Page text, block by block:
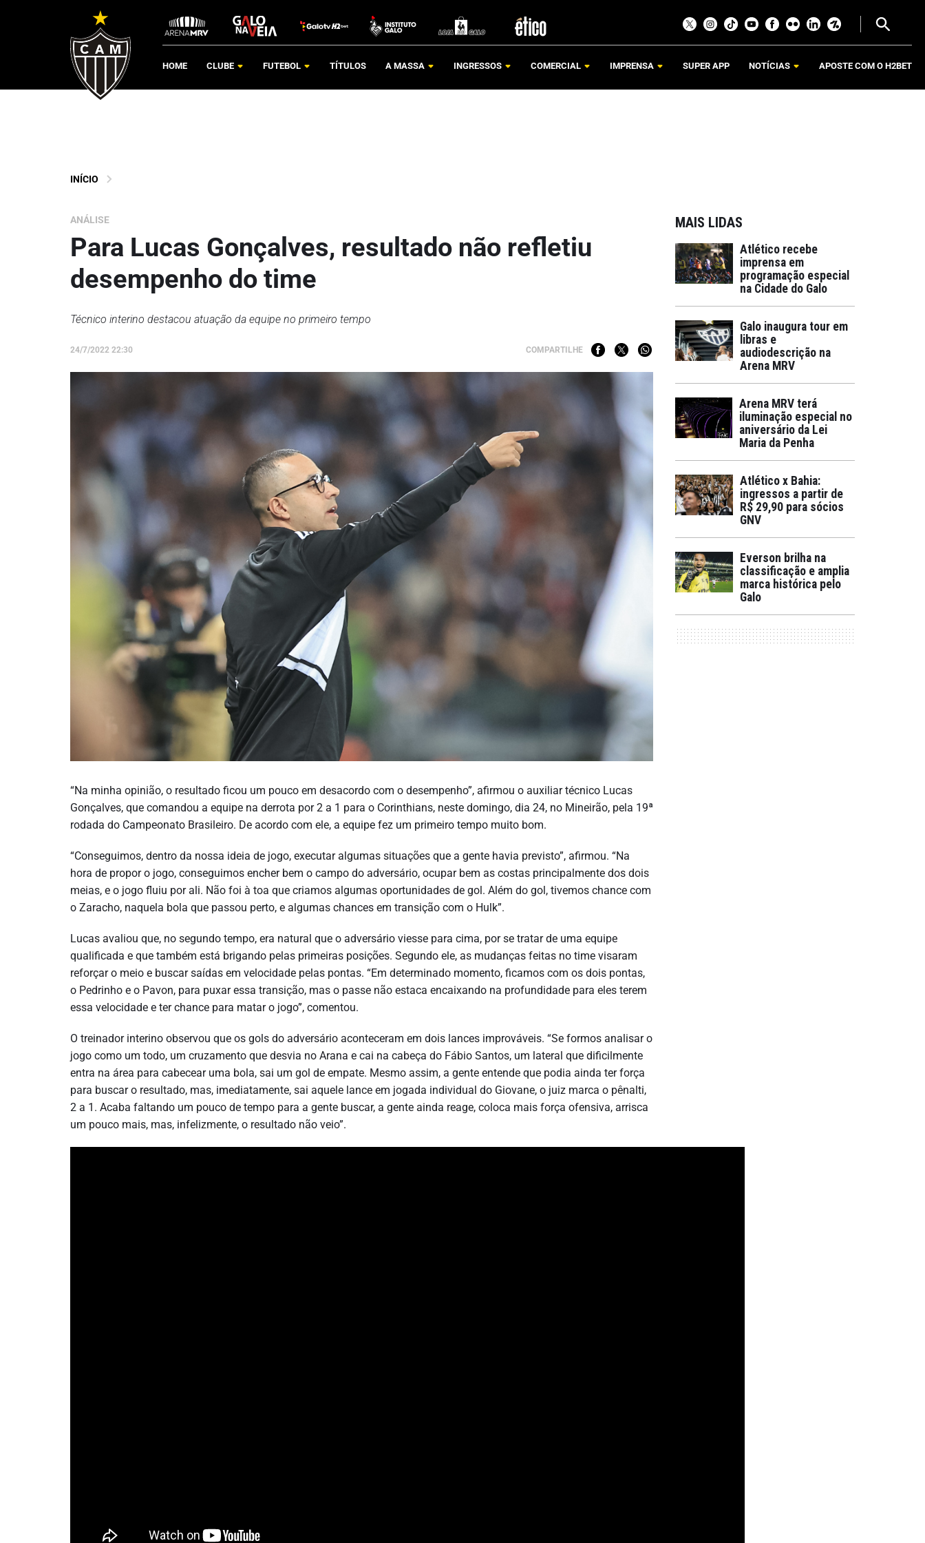
HOME CLUBE FUTEBOL TÍTULOS A MASSA INGRESSOS COMERCIAL IMPRENSA SUPER APP NOTÍCIAS APOSTE COM O H2BET
INÍCIO
ANÁLISE
Para Lucas Gonçalves, resultado não refletiu
desempenho do time
Técnico interino destacou atuação da equipe no primeiro tempo
24/7/2022 22:30 COMPARTILHE
“Na minha opinião, o resultado ficou um pouco em desacordo com o desempenho”, afirmou o auxiliar técnico Lucas
Gonçalves, que comandou a equipe na derrota por 2 a 1 para o Corinthians, neste domingo, dia 24, no Mineirão, pela 19ª
rodada do Campeonato Brasileiro. De acordo com ele, a equipe fez um primeiro tempo muito bom.
“Conseguimos, dentro da nossa ideia de jogo, executar algumas situações que a gente havia previsto”, afirmou. “Na
hora de propor o jogo, conseguimos encher bem o campo do adversário, ocupar bem as costas principalmente dos dois
meias, e o jogo fluiu por ali. Não foi à toa que criamos algumas oportunidades de gol. Além do gol, tivemos chance com
o Zaracho, naquela bola que passou perto, e algumas chances em transição com o Hulk”.
Lucas avaliou que, no segundo tempo, era natural que o adversário viesse para cima, por se tratar de uma equipe
qualificada e que também está brigando pelas primeiras posições. Segundo ele, as mudanças feitas no time visaram
reforçar o meio e buscar saídas em velocidade pelas pontas. “Em determinado momento, ficamos com os dois pontas,
o Pedrinho e o Pavon, para puxar essa transição, mas o passe não estaca encaixando na profundidade para eles terem
essa velocidade e ter chance para matar o jogo”, comentou.
O treinador interino observou que os gols do adversário aconteceram em dois lances improváveis. “Se formos analisar o
jogo como um todo, um cruzamento que desvia no Arana e cai na cabeça do Fábio Santos, um lateral que dificilmente
entra na área para cabecear uma bola, sai um gol de empate. Mesmo assim, a gente entende que podia ainda ter força
para buscar o resultado, mas, imediatamente, sai aquele lance em jogada individual do Giovane, o juiz marca o pênalti,
2 a 1. Acaba faltando um pouco de tempo para a gente buscar, a gente ainda reage, coloca mais força ofensiva, arrisca
um pouco mais, mas, infelizmente, o resultado não veio”.
MAIS LIDAS
Atlético recebe
imprensa em
programação especial
na Cidade do Galo
Galo inaugura tour em
libras e
audiodescrição na
Arena MRV
Arena MRV terá
iluminação especial no
aniversário da Lei
Maria da Penha
Atlético x Bahia:
ingressos a partir de
R$ 29,90 para sócios
GNV
Everson brilha na
classificação e amplia
marca histórica pelo
Galo